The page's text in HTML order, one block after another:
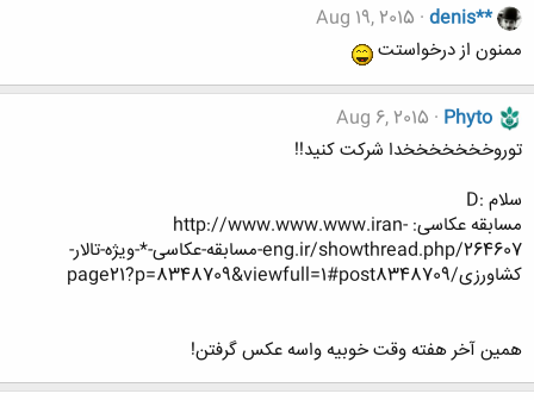
denis**
Aug 19, 2015
ممنون از درخواستت
Phyto
Aug 6, 2015
توروخخخخخخخدا شرکت کنید!!
سلام :D
مسابقه عکاسی: http://www.www.www.iran-
eng.ir/showthread.php/264607-مسابقه-عکاسی-*-ویژه-تالار-
کشاورزی/page21?p=8348709&viewfull=1#post8348709
همین آخر هفته وقت خوبیه واسه عکس گرفتن!